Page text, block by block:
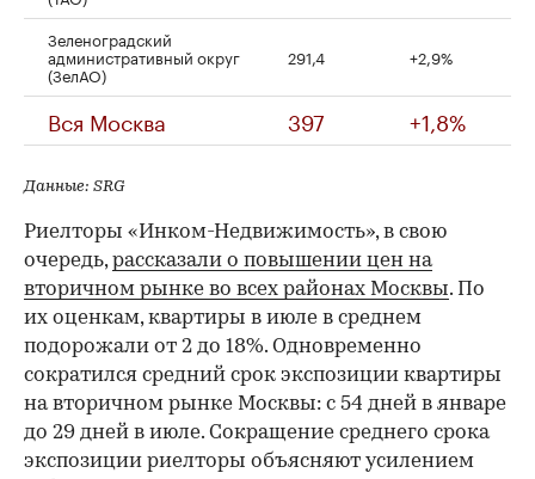
Зеленоградский
административный округ
(ЗелАО)
291,4 +2,9%
Вся Москва 397 +1,8%
Данные: SRG
Риелторы «Инком-Недвижимость», в свою
очередь,рассказали о повышении цен на
вторичном рынке во всех районах Москвы. По
их оценкам, квартиры в июле в среднем
подорожали от 2 до 18%. Одновременно
сократился средний срок экспозиции квартиры
на вторичном рынке Москвы: с 54 дней в январе
до 29 дней в июле. Сокращение среднего срока
экспозиции риелторы объясняют усилением